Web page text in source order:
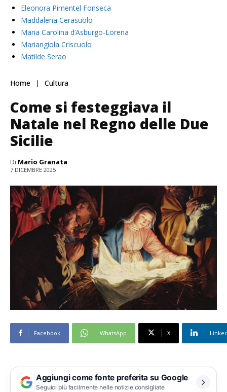
Eleonora Pimentel Fonseca
Maddalena Cerasuolo
Maria Carolina d’Asburgo-Lorena
Mariangiola Criscuolo
Matilde Serao
Home Cultura
Come si festeggiava il
Natale nel Regno delle Due
Sicilie
Di Mario Granata
7 DICEMBRE 2025
Facebook WhatsApp X
Aggiungi come fonte preferita su Google
Seguici più facilmente nelle notizie consigliate